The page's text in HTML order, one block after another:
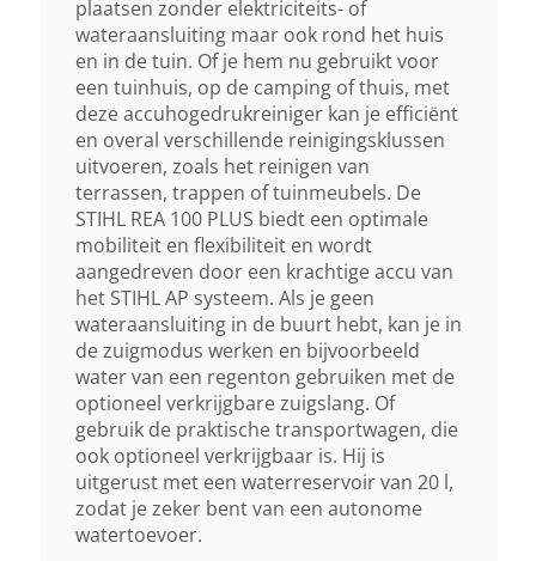
plaatsen zonder elektriciteits- of
wateraansluiting maar ook rond het huis
en in de tuin. Of je hem nu gebruikt voor
een tuinhuis, op de camping of thuis, met
deze accuhogedrukreiniger kan je efficiënt
en overal verschillende reinigingsklussen
uitvoeren, zoals het reinigen van
terrassen, trappen of tuinmeubels. De
STIHL REA 100 PLUS biedt een optimale
mobiliteit en flexibiliteit en wordt
aangedreven door een krachtige accu van
het STIHL AP systeem. Als je geen
wateraansluiting in de buurt hebt, kan je in
de zuigmodus werken en bijvoorbeeld
water van een regenton gebruiken met de
optioneel verkrijgbare zuigslang. Of
gebruik de praktische transportwagen, die
ook optioneel verkrijgbaar is. Hij is
uitgerust met een waterreservoir van 20 l,
zodat je zeker bent van een autonome
watertoevoer.
Min. Waterdebiet
270 L/h
Max. Waterdebiet
300 L/h
Lengte Hogedrukslang
6 M
Max. Temperatuur Toegevoerd Water
40 °C
Waterdicht
IPX5
Geluidsverm. Niveau Lwa